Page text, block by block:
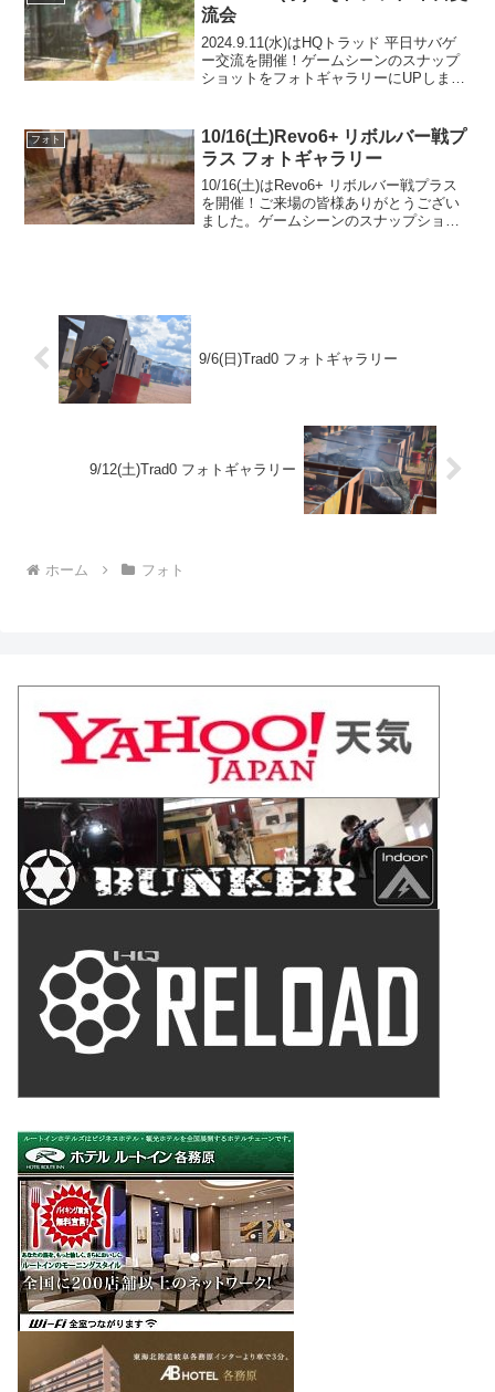
した。男性...
流会
2024.9.11(水)はHQトラッド 平日サバゲ
ー交流を開催！ゲームシーンのスナップ
ショットをフォトギャラリーにUPしまし
ォトアルバムをみる(Google ...
フォト
10/16(土)Revo6+ リボルバー戦プ
ラス フォトギャラリー
10/16(土)はRevo6+ リボルバー戦プラス
を開催！ご来場の皆様ありがとうござい
ました。ゲームシーンのスナップショッ
9/6(日)Trad0 フォトギャラリー
9/12(土)Trad0 フォトギャラリー
ホーム フォト